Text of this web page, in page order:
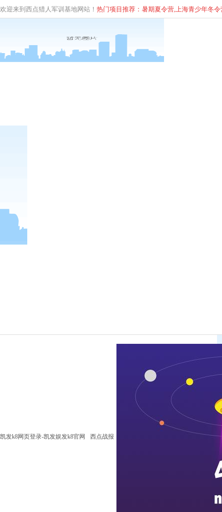
欢迎来到西点猎人军训基地网站！ 热门项目推荐：暑期夏令营,上海青少年冬令
凯发k8网页登录-凯发娱发k8官网 西点战报